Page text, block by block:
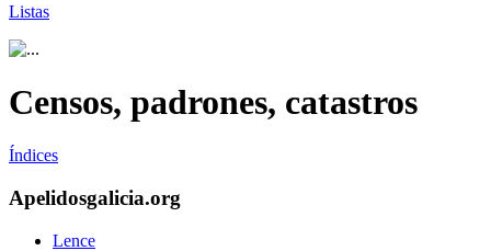
Listas
Censos, padrones, catastros
Índices
Apelidosgalicia.org
Lence